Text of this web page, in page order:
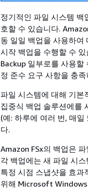
정기적인 파일 시스템
호할 수 있습니다.
동 일일 백업을 사용하여
시작 백업을 수행할 수
Backup 일부로를 사용할
정 준수 요구 사항을 충
파일 시스템에 대해 기본
집중식 백업 솔루션에를
(예: 하루에 여러 번, 매
다.
Amazon FSx의 백업은
각 백업에는 새 파일 시
특정 시점 스냅샷을 효과
위해 Microsoft Windows